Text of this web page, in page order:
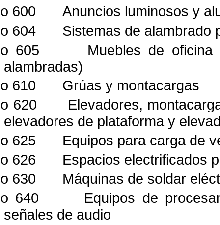
600
Anuncios luminosos y
604
Sistemas de alambrado
605
Muebles de
alambradas)
610
Grúas y montacargas
620
Elevadores,
elevadores de plataforma y
625
Equipos para carga de
626
Espacios electrificados
630
Máquinas de soldar
640
Equipos de
señales de audio